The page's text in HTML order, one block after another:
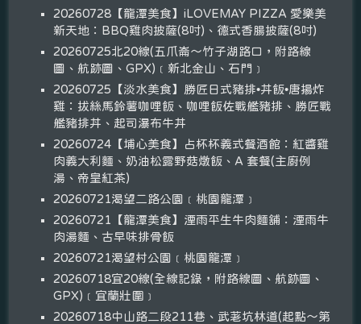
20260728【龍潭美食】iLOVEMAY PIZZA 愛樂美
新天地：BBQ雞肉披薩(8吋)、德式香腸披薩(8吋)
20260725北20線(五爪崙～竹子湖路口，附路線
圖、航跡圖、GPX)﹝新北金山、石門﹞
20260725【淡水美食】勝匠日式豬排•丼飯•唐揚炸
雞：拔絲馬鈴薯咖哩飯、咖哩飯佐戰艦豬排、勝匠戰
艦豬排丼、起司瀑布牛丼
20260724【埔心美食】占杯杯義式餐酒館：紅醬雞
肉義大利麵、奶油松露野菇燉飯、A 套餐(主廚例
湯、帝皇紅茶)
20260721渴望二路公園﹝桃園龍潭﹞
20260721【龍潭美食】湮雨平生牛肉麵舖：湮雨牛
肉湯麵、古早味排骨飯
20260721渴望村公園﹝桃園龍潭﹞
20260718宜20線(全線記錄，附路線圖、航跡圖、
GPX)﹝宜蘭壯圍﹞
20260718中山路二段211巷、武荖坑林道(起點～第